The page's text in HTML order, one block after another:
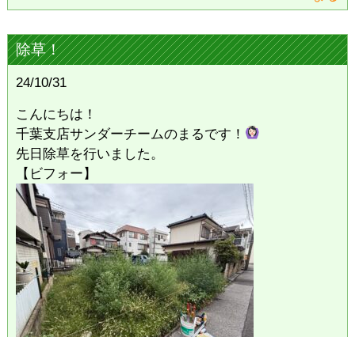
除草！
24/10/31
こんにちは！
千葉支店サンダーチームのまるです！
先日除草を行いました。
【ビフォー】